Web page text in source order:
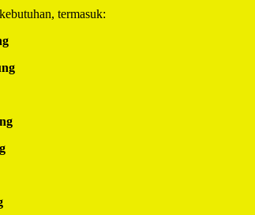
termasuk: